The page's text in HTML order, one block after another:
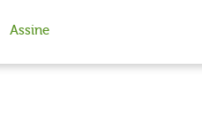
Assine